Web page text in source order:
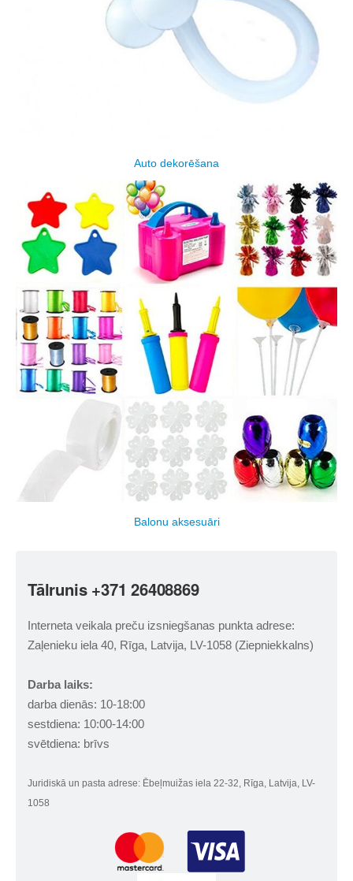
Tālrunis +371 26408869
Interneta veikala preču izsniegšanas punkta adrese:
Zaļenieku iela 40, Rīga, Latvija, LV-1058 (Ziepniekkalns)
Darba laiks:
darba dienās: 10-18:00
sestdiena: 10:00-14:00
svētdiena: brīvs
Juridiskā un pasta adrese: Ēbeļmuižas iela 22-32, Rīga, Latvija, LV-
1058
Auto dekorēšana
Balonu aksesuāri